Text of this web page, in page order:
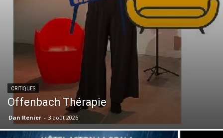
CRITIQUES
Offenbach Thérapie
Dan Renier - 3 août 2026